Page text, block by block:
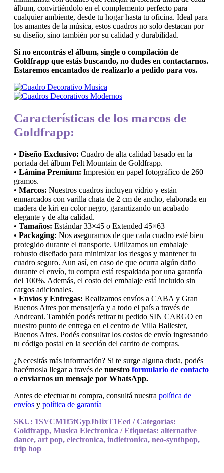
álbum, convirtiéndolo en el complemento perfecto para
cualquier ambiente, desde tu hogar hasta tu oficina. Ideal para
los amantes de la música, estos cuadros no solo destacan por
su diseño, sino también por su calidad y durabilidad.
Si no encontrás el álbum, single o compilación de
Goldfrapp que estás buscando, no dudes en contactarnos.
Estaremos encantados de realizarlo a pedido para vos.
Características de los marcos de
Goldfrapp:
• Diseño Exclusivo: Cuadro de alta calidad basado en la
portada del álbum Felt Mountain de Goldfrapp.
• Lámina Premium: Impresión en papel fotográfico de 260
gramos.
• Marcos: Nuestros cuadros incluyen vidrio y están
enmarcados con varilla chata de 2 cm de ancho, elaborada en
madera de kiri en color negro, garantizando un acabado
elegante y de alta calidad.
• Tamaños: Estándar 33×45 o Extended 45×63
• Packaging: Nos aseguramos de que cada cuadro esté bien
protegido durante el transporte. Utilizamos un embalaje
robusto diseñado para minimizar los riesgos y mantener tu
cuadro seguro. Aun así, en caso de que ocurra algún daño
durante el envío, tu compra está respaldada por una garantía
del 100%. Además, el costo del embalaje está incluido sin
cargos adicionales.
• Envíos y Entregas: Realizamos envíos a CABA y Gran
Buenos Aires por mensajería y a todo el país a través de
Andreani. También podés retirar tu pedido SIN CARGO en
nuestro punto de entrega en el centro de Villa Ballester,
Buenos Aires. Podés consultar los costos de envío ingresando
tu código postal en la sección del carrito de compras.
¿Necesitás más información? Si te surge alguna duda, podés
hacérnosla llegar a través de nuestro formulario de contacto
o enviarnos un mensaje por WhatsApp.
Antes de efectuar tu compra, consultá nuestra política de
envíos y política de garantía
SKU: 1SVCM1f5fGypJbIixT1Eed
Categorías:
Goldfrapp, Musica Electronica Etiquetas: alternative
dance, art pop, electronica, indietronica, neo-synthpop,
trip hop